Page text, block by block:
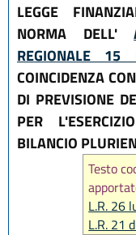
LEGGE
NORMA DELL'
REGIONALE
COINCIDENZA
DI PREVISIONE
PER
BILANCIO
Testo
L.R. 26
L.R. 21